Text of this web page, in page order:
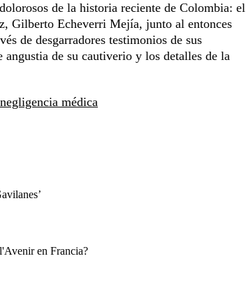
de la historia reciente de Colombia: el
Gilberto Echeverri Mejía, junto al entonces
de desgarradores testimonios de sus
de su cautiverio y los detalles de la
médica
en Francia?